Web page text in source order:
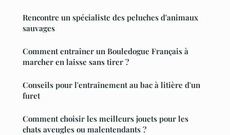
Rencontre un spécialiste des peluches d'animaux
sauvages
Comment entraîner un Bouledogue Français à
marcher en laisse sans tirer ?
Conseils pour l'entraînement au bac à litière d'un
furet
Comment choisir les meilleurs jouets pour les
chats aveugles ou malentendants ?